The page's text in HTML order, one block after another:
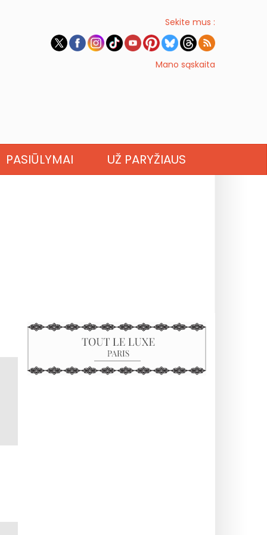
Sekite mus :
Mano sąskaita
PASIŪLYMAI UŽ PARYŽIAUS